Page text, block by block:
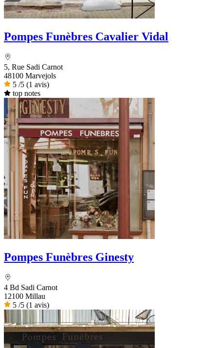
Pompes Funèbres Cavalier Vidal
5, Rue Sadi Carnot
48100 Marvejols
5 /5 (1 avis)
top notes
Pompes Funèbres Ginesty
4 Bd Sadi Carnot
12100 Millau
5 /5 (1 avis)